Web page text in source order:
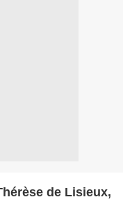
de Lisieux,